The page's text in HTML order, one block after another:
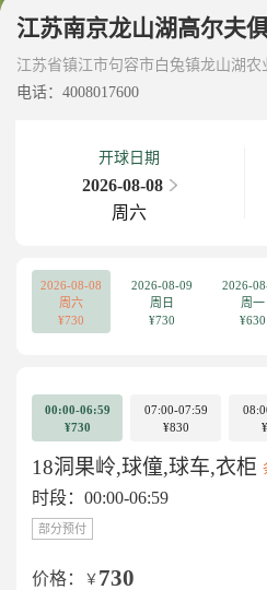
江苏南京龙山湖高尔夫
江苏省镇江市句容市白兔镇龙山湖农
电话：4008017600
开球日期
2026-08-08
周六
2026-08-08
周六
¥730
2026-08-09
周日
¥730
2026-
周一
¥630
00:00-06:59
¥730
07:00-07:59
¥830
18洞果岭,球僮,球车,衣柜
时段：00:00-06:59
部分预付
价格： ￥ 730